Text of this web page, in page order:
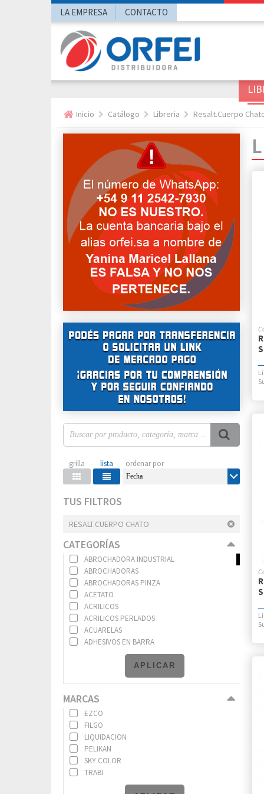
LA EMPRESA CONTACTO
Inicio Catálogo Libreria Resalt.Cuerpo
Fecha
TUS FILTROS
RESALT.CUERPO CHATO
CATEGORÍAS
ABROCHADORA INDUSTRIAL
ABROCHADORAS
ABROCHADORAS PINZA
ACETATO
ACRILICOS
ACRILICOS PERLADOS
ACUARELAS
ADHESIVOS EN BARRA
ADHESIVOS P/PISTOLA
ADHESIVOS SINT. COLOR (GLITTER)
ADHESIVOS SINTETICOS
ADHESIVOS VINILICOS COLOR
AGENDAS
AGENDAS C/ESPIRAL
AGENDAS ENCUADERNADAS VS.
AGENDAS FANTASIA
ALFILERES
ALMANAQUES
ALMOHADILLAS
APLICAR
MARCAS
EZCO
FILGO
LIQUIDACION
PELIKAN
SKY COLOR
TRABI